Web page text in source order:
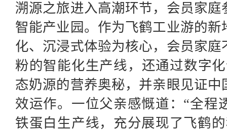
溯源之旅进入高潮环节，会员家
智能产业园。作为飞鹤工业游的
化、沉浸式体验为核心，会员家
粉的智能化生产线，还通过数字
态奶源的营养奥秘，并亲眼见证
效运作。一位父亲感慨道：“全程
铁蛋白生产线，充分展现了飞鹤